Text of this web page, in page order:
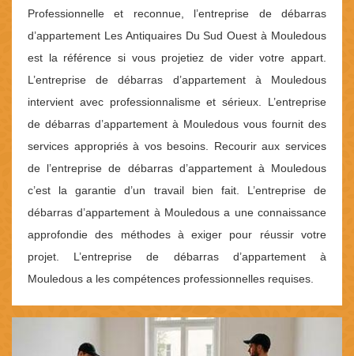
Professionnelle et reconnue, l’entreprise de débarras
d’appartement Les Antiquaires Du Sud Ouest à Mouledous
est la référence si vous projetiez de vider votre appart.
L’entreprise de débarras d’appartement à Mouledous
intervient avec professionnalisme et sérieux. L’entreprise
de débarras d’appartement à Mouledous vous fournit des
services appropriés à vos besoins. Recourir aux services
de l’entreprise de débarras d’appartement à Mouledous
c’est la garantie d’un travail bien fait. L’entreprise de
débarras d’appartement à Mouledous a une connaissance
approfondie des méthodes à exiger pour réussir votre
projet. L’entreprise de débarras d’appartement à
Mouledous a les compétences professionnelles requises.